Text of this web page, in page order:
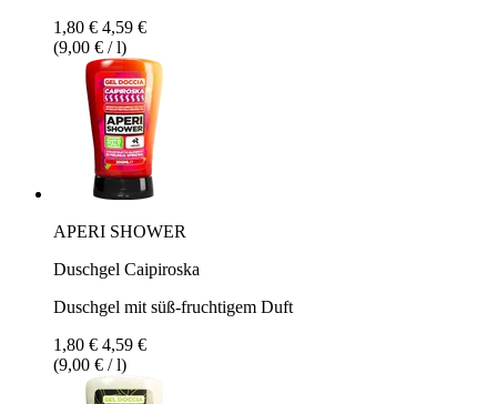
1,80 € 4,59 €
(9,00 € / l)
APERI SHOWER
Duschgel Caipiroska
Duschgel mit süß-fruchtigem Duft
1,80 € 4,59 €
(9,00 € / l)